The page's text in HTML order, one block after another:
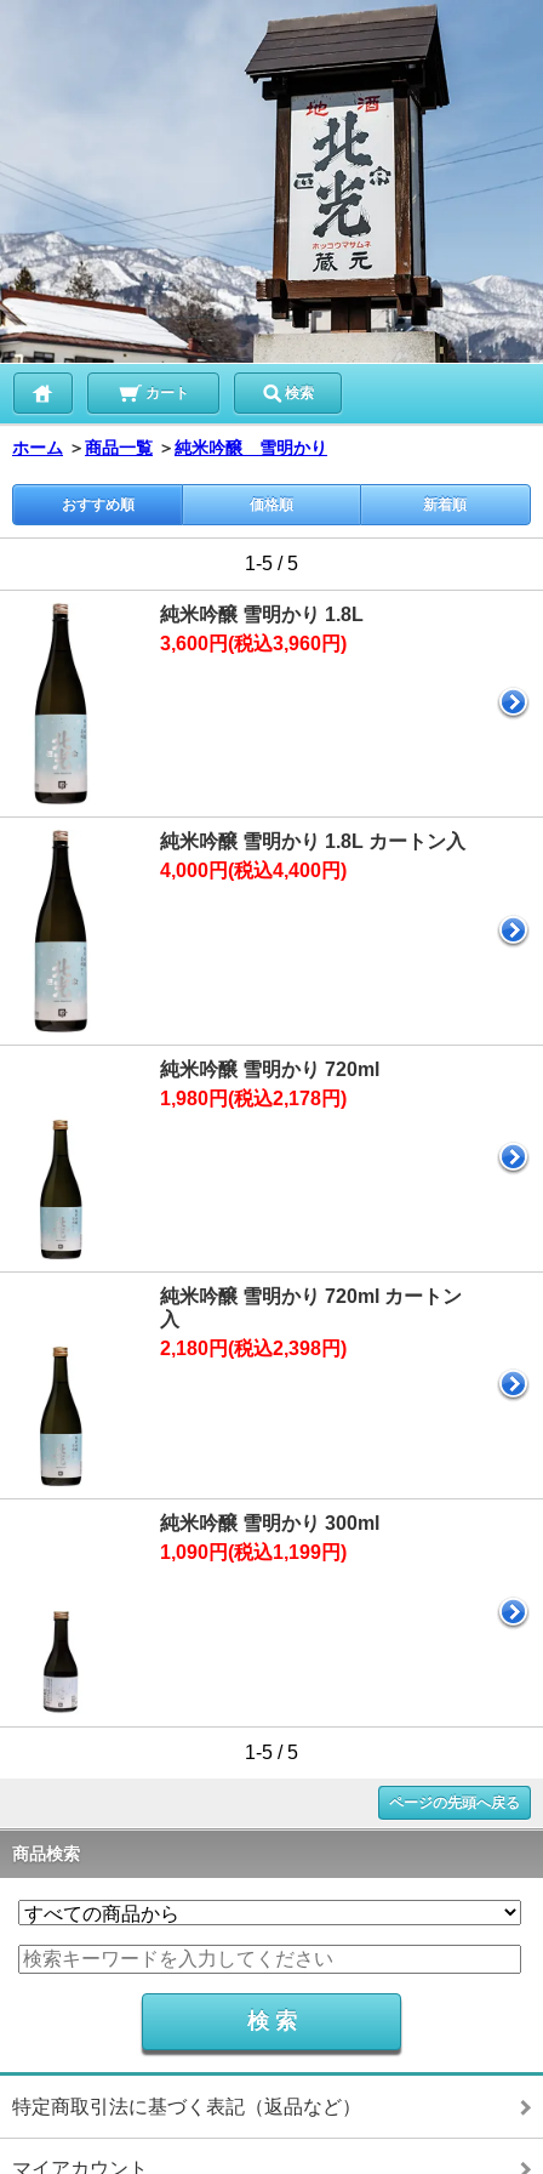
カート 検索
ホーム ＞商品一覧 ＞純米吟醸 雪明かり
おすすめ順 価格順 新着順
1-5 / 5
純米吟醸 雪明かり 1.8L
3,600円(税込3,960円)
純米吟醸 雪明かり 1.8L カートン入
4,000円(税込4,400円)
純米吟醸 雪明かり 720ml
1,980円(税込2,178円)
純米吟醸 雪明かり 720ml カートン
入
2,180円(税込2,398円)
純米吟醸 雪明かり 300ml
1,090円(税込1,199円)
1-5 / 5
ページの先頭へ戻る
商品検索
特定商取引法に基づく表記（返品など）
マイアカウント